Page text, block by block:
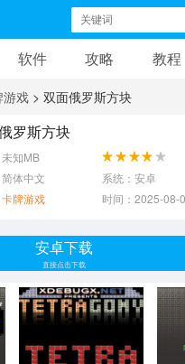
手机软件
音乐游戏
模拟游戏
文字游戏
软件 攻略 教程
游戏 > 双面俄罗斯方块
罗斯方块
知MB
体中文
系统：安卓
卡牌游戏 时间：2025-08-
安卓下载
直接点击下载